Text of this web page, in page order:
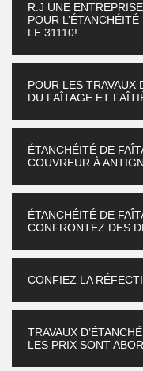
R.J UNE
POUR
LE 31110!
POUR LES TRAVAUX
DU FAÎTAGE ET
ÉTANCHÉITÉ DE
COUVREUR À
ÉTANCHÉITÉ DE
CONFRONTEZ DES
CONFIEZ LA
TRAVAUX
LES PRIX SONT